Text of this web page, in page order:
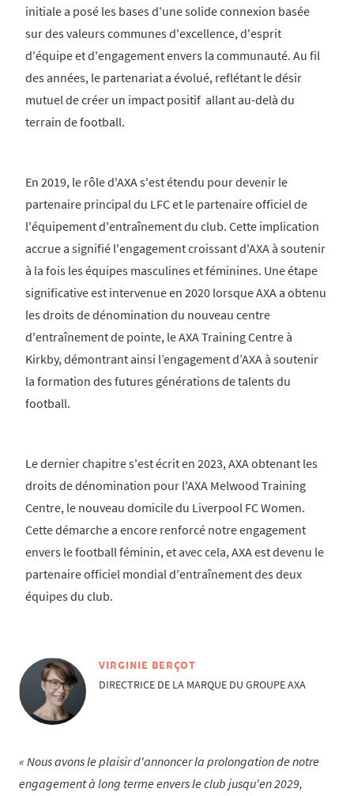
initiale a posé les bases d'une solide connexion basée
sur des valeurs communes d'excellence, d'esprit
d'équipe et d'engagement envers la communauté. Au fil
des années, le partenariat a évolué, reflétant le désir
mutuel de créer un impact positif allant au-delà du
terrain de football.
En 2019, le rôle d'AXA s'est étendu pour devenir le
partenaire principal du LFC et le partenaire officiel de
l'équipement d'entraînement du club. Cette implication
accrue a signifié l'engagement croissant d'AXA à soutenir
à la fois les équipes masculines et féminines. Une étape
significative est intervenue en 2020 lorsque AXA a obtenu
les droits de dénomination du nouveau centre
d'entraînement de pointe, le AXA Training Centre à
Kirkby, démontrant ainsi l’engagement d’AXA à soutenir
la formation des futures générations de talents du
football.
Le dernier chapitre s'est écrit en 2023, AXA obtenant les
droits de dénomination pour l'AXA Melwood Training
Centre, le nouveau domicile du Liverpool FC Women.
Cette démarche a encore renforcé notre engagement
envers le football féminin, et avec cela, AXA est devenu le
partenaire officiel mondial d'entraînement des deux
équipes du club.
VIRGINIE BERÇOT
DIRECTRICE DE LA MARQUE DU GROUPE AXA
Nous avons le plaisir d'annoncer la prolongation de notre
engagement à long terme envers le club jusqu'en 2029,